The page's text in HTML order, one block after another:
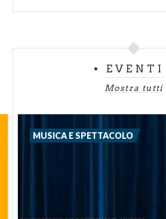
EVENTI
Mostra tutti
MUSICA E SPETTACOLO